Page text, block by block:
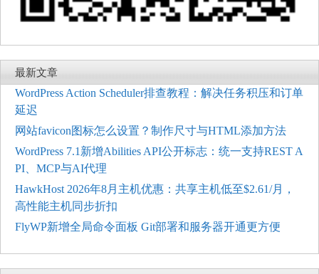
最新文章
WordPress Action Scheduler排查教程：解决任务积压和订单
延迟
网站favicon图标怎么设置？制作尺寸与HTML添加方法
WordPress 7.1新增Abilities API公开标志：统一支持REST A
PI、MCP与AI代理
HawkHost 2026年8月主机优惠：共享主机低至$2.61/月，
高性能主机同步折扣
FlyWP新增全局命令面板 Git部署和服务器开通更方便